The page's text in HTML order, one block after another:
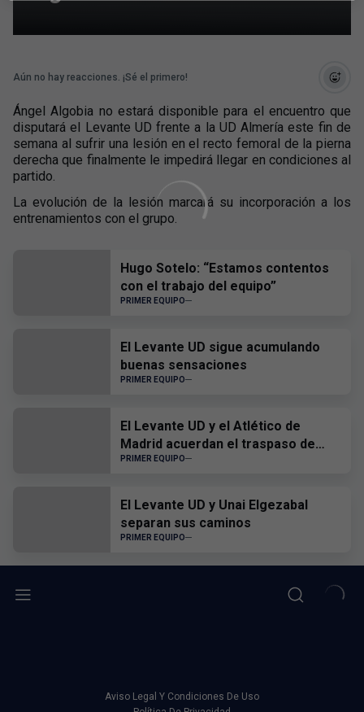
Aún no hay reacciones. ¡Sé el primero!
Ángel Algobia no estará disponible para el encuentro que
disputará el Levante UD frente a la UD Almería este fin de
semana al sufrir una lesión en el recto femoral de la pierna
derecha que finalmente le impedirá llegar en condiciones al
partido.
La evolución de la lesión marcará su incorporación a los
entrenamientos con el grupo.
Hugo Sotelo: “Estamos contentos
con el trabajo del equipo”
PRIMER EQUIPO
El Levante UD sigue acumulando
buenas sensaciones
PRIMER EQUIPO
El Levante UD y el Atlético de
Madrid acuerdan el traspaso de
Edgar Alcañiz
PRIMER EQUIPO
El Levante UD y Unai Elgezabal
separan sus caminos
PRIMER EQUIPO
Aviso Legal Y Condiciones De Uso